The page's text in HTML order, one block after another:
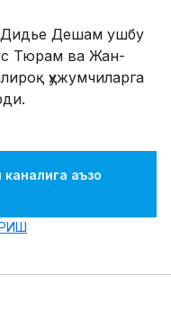
Дидье Дешам ушбу
Тюрам ва Жан-
ҳужумчиларга
каналига аъзо